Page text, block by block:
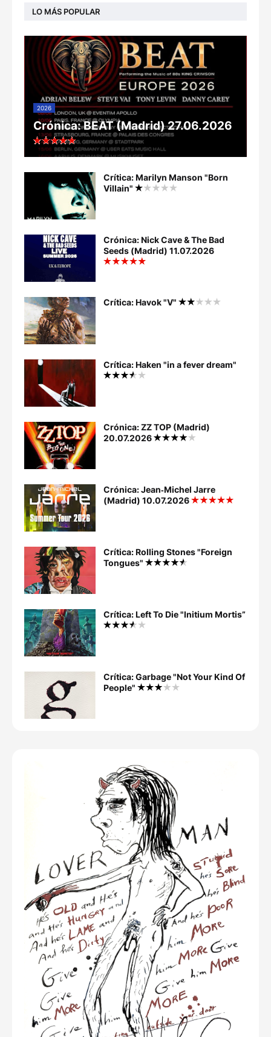
LO MÁS POPULAR
2026
Crónica: BEAT (Madrid) 27.06.2026
Crítica: Marilyn Manson "Born
Villain"
Crónica: Nick Cave & The Bad
Seeds (Madrid) 11.07.2026
Crítica: Havok "V"
Crítica: Haken "in a fever dream"
Crónica: ZZ TOP (Madrid)
20.07.2026
Crónica: Jean‐Michel Jarre
(Madrid) 10.07.2026
Crítica: Rolling Stones "Foreign
Tongues"
Crítica: Left To Die "Initium Mortis”
Crítica: Garbage "Not Your Kind Of
People"